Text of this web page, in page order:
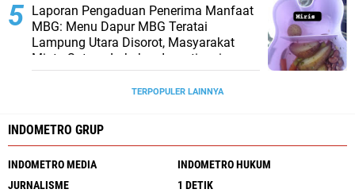
Laporan Pengaduan Penerima Manfaat
MBG: Menu Dapur MBG Teratai
Lampung Utara Disorot, Masyarakat
Minta Satgas Lakukan Investigasi
TERPOPULER LAINNYA
INDOMETRO GRUP
INDOMETRO MEDIA
INDOMETRO HUKUM
JURNALISME
1 DETIK